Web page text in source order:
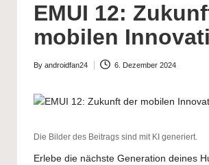
EMUI 12:
mobilen
Posted
By androidfan24 6. Dezember 2024
Die Bilder des Beitrags sind mit KI generiert.
Erlebe die nächste Generation deines